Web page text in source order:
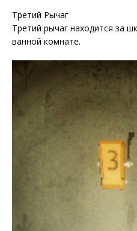
Третий Рычаг
Третий рычаг находится за
ванной комнате.